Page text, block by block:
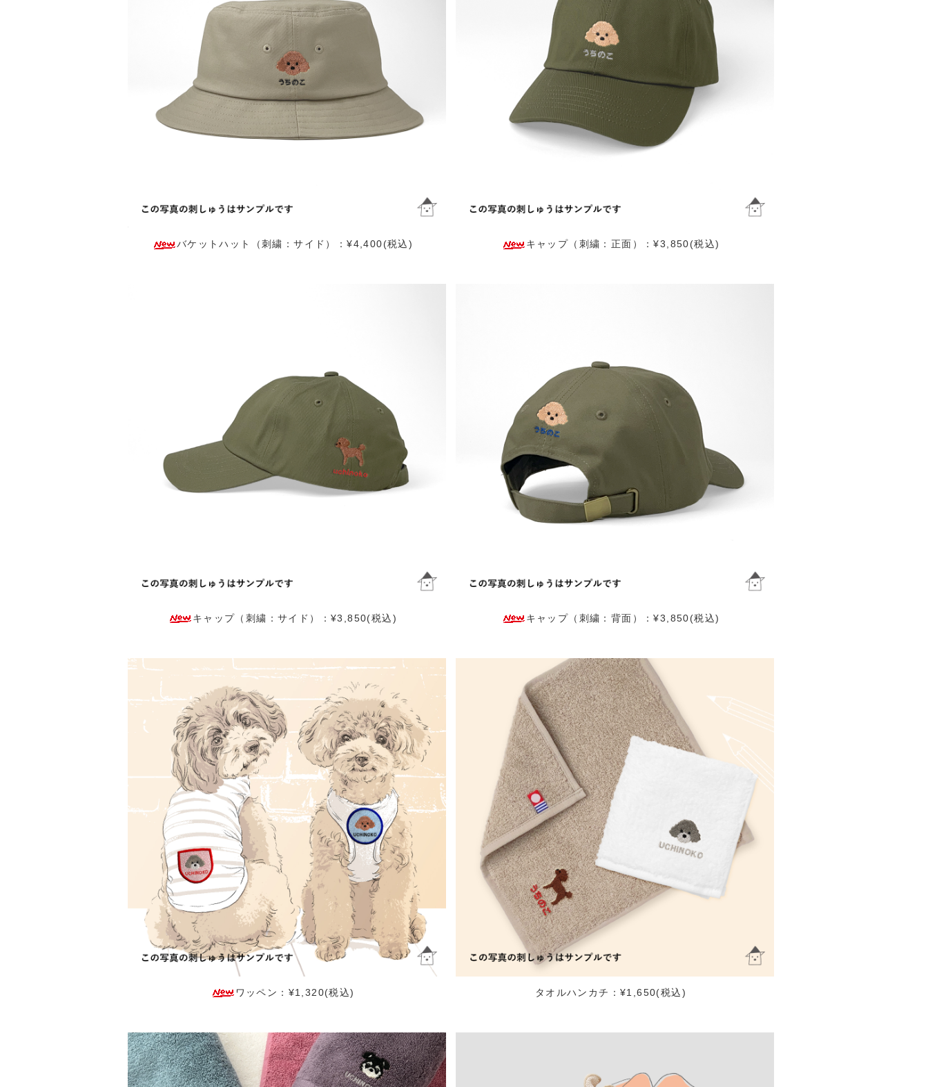
バケットハット（刺繍：サイド）：¥4,400(税込) キャップ（刺繍：正面）：¥3,850(税込)
キャップ（刺繍：サイド）：¥3,850(税込) キャップ（刺繍：背面）：¥3,850(税込)
ワッペン：¥1,320(税込) タオルハンカチ：¥1,650(税込)